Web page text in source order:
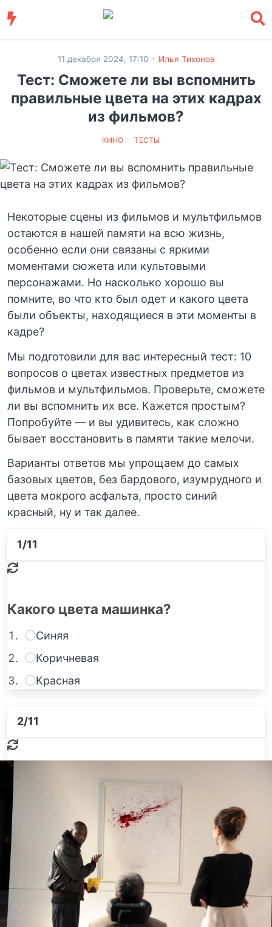
11 декабря 2024, 17:10 · Илья Тихонов
Тест: Сможете ли вы вспомнить
правильные цвета на этих кадрах
из фильмов?
КИНО ТЕСТЫ
Некоторые сцены из фильмов и мультфильмов
остаются в нашей памяти на всю жизнь,
особенно если они связаны с яркими
моментами сюжета или культовыми
персонажами. Но насколько хорошо вы
помните, во что кто был одет и какого цвета
были объекты, находящиеся в эти моменты в
кадре?
Мы подготовили для вас интересный тест: 10
вопросов о цветах известных предметов из
фильмов и мультфильмов. Проверьте, сможете
ли вы вспомнить их все. Кажется простым?
Попробуйте — и вы удивитесь, как сложно
бывает восстановить в памяти такие мелочи.
Варианты ответов мы упрощаем до самых
базовых цветов, без бардового, изумрудного и
цвета мокрого асфальта, просто синий
красный, ну и так далее.
1/11
Какого цвета машинка?
Синяя
Коричневая
Красная
2/11